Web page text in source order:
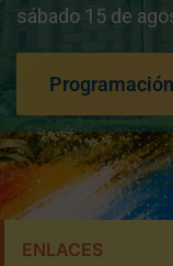
sábado 15 de
Programación
ENLACES